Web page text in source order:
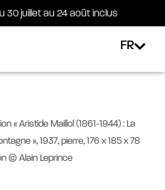
30 juillet au 24 août inclus
30 juillet au 24 août inclus
FR
« Aristide Maillol (1861-1944) : La
», 1937, pierre, 176 x 185 x 78
© Alain Leprince